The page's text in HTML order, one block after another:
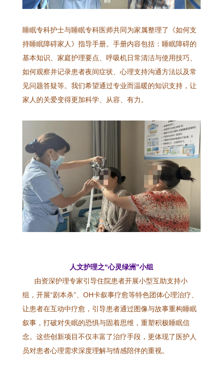
睡眠专科护士与睡眠专科医师共同为家属整理了《如何支
持睡眠障碍家人》指导手册。手册内容包括：睡眠障碍的
基本知识、家庭护理要点、呼吸机日常清洁与使用技巧、
如何观察并记录患者夜间症状、心理支持沟通方法以及常
见问题答疑等。我们希望通过专业而温暖的知识支持，让
家人的关爱变得更加科学、从容、有力。
人文护理之“心灵绿洲”小组
由资深护理专家引导住院患者开展小型互助支持小
组，开展“剧本杀”、OH卡叙事疗愈等特色团体心理治疗、
让患者在互动中疗愈，引导患者通过图像与故事重构睡眠
叙事，打破对失眠的恐惧与固着思维，重塑积极睡眠信
念。这些创新项目不仅丰富了治疗手段，更体现了医护人
员对患者心理需求深度理解与情感陪伴的重视。